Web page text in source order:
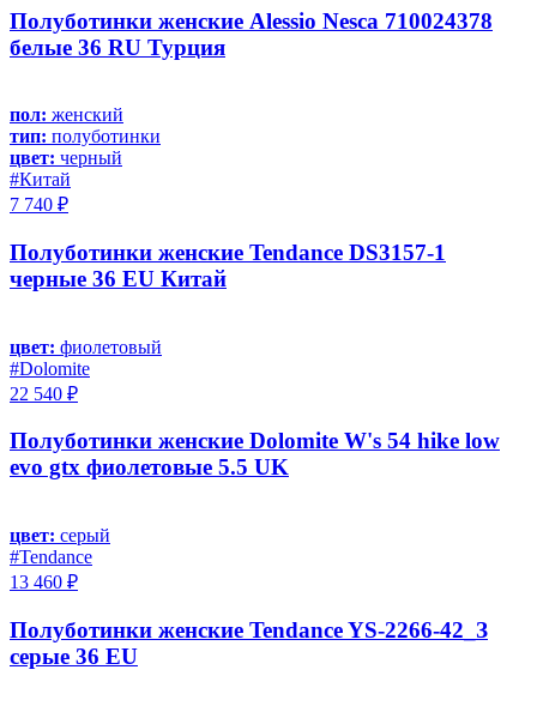
Полуботинки женские Alessio Nesca 710024378
белые 36 RU Турция
пол: женский
тип: полуботинки
цвет: черный
#Китай
7 740 ₽
Полуботинки женские Tendance DS3157-1
черные 36 EU Китай
цвет: фиолетовый
#Dolomite
22 540 ₽
Полуботинки женские Dolomite W's 54 hike low
evo gtx фиолетовые 5.5 UK
цвет: серый
#Tendance
13 460 ₽
Полуботинки женские Tendance YS-2266-42_З
серые 36 EU